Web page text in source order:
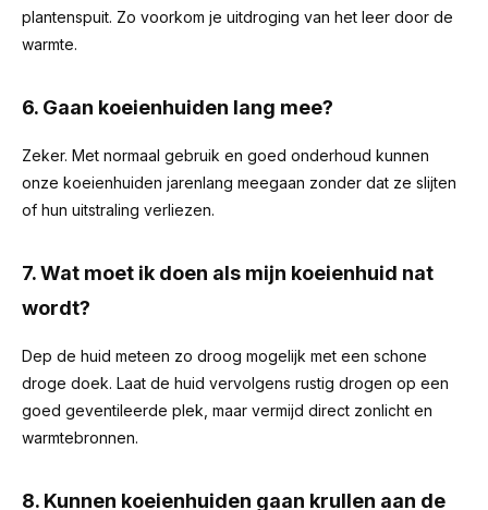
plantenspuit. Zo voorkom je uitdroging van het leer door de
warmte.
6. Gaan koeienhuiden lang mee?
Zeker. Met normaal gebruik en goed onderhoud kunnen
onze koeienhuiden jarenlang meegaan zonder dat ze slijten
of hun uitstraling verliezen.
7. Wat moet ik doen als mijn koeienhuid nat
wordt?
Dep de huid meteen zo droog mogelijk met een schone
droge doek. Laat de huid vervolgens rustig drogen op een
goed geventileerde plek, maar vermijd direct zonlicht en
warmtebronnen.
8. Kunnen koeienhuiden gaan krullen aan de